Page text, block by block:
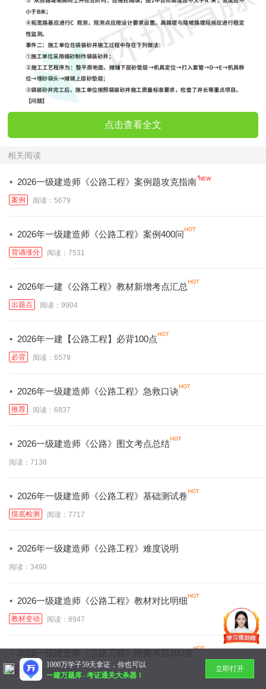
点击查看全文
相关阅读
· 2026一级建造师《公路工程》案例题攻克指南
案例 阅读：5679
· 2026年一级建造师《公路工程》案例400问
背诵涨分 阅读：7531
· 2026年一建《公路工程》教材新增考点汇总
出题点 阅读：9904
· 2026年一建【公路工程】必背100点
必背 阅读：6579
· 2026年一级建造师《公路工程》急救口诀
推荐 阅读：6837
· 2026一级建造师《公路》图文考点总结
阅读：7138
· 2026年一级建造师《公路工程》基础测试卷
摸底检测 阅读：7717
· 2026年一级建造师《公路工程》难度说明
阅读：3490
· 2026一级建造师《公路工程》教材对比明细
教材变动 阅读：8947
·
模拟题 阅读：5712
1000万学子59天拿证，你也可以
一建万题库-考证通关大杀器！
立即打开